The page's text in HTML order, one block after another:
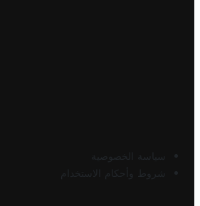
سياسة الخصوصية
شروط وأحكام الاستخدام